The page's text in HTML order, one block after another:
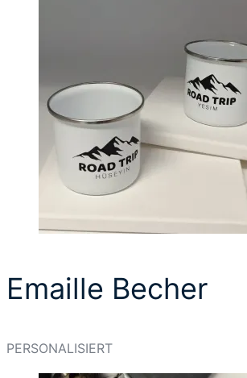
Emaille Becher
PERSONALISIERT